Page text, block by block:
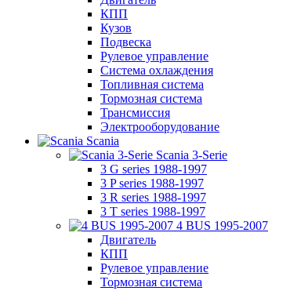
КПП
Кузов
Подвеска
Рулевое управление
Система охлаждения
Топливная система
Тормозная система
Трансмиссия
Электрооборудование
Scania
Scania 3-Serie
3 G series 1988-1997
3 P series 1988-1997
3 R series 1988-1997
3 T series 1988-1997
4 BUS 1995-2007
Двигатель
КПП
Рулевое управление
Тормозная система